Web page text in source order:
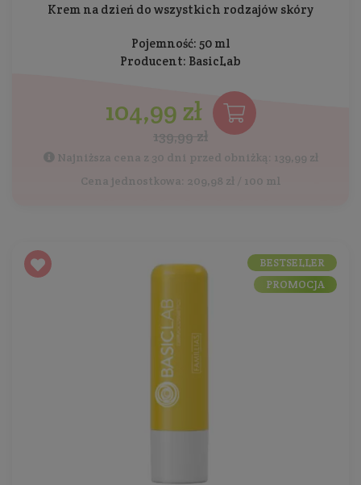
Krem na dzień do wszystkich rodzajów skóry
Pojemność: 50 ml
Producent: BasicLab
104,99 zł
139,99 zł
Najniższa cena z 30 dni przed obniżką: 139,99 zł
Cena jednostkowa: 209,98 zł / 100 ml
BESTSELLER
PROMOCJA